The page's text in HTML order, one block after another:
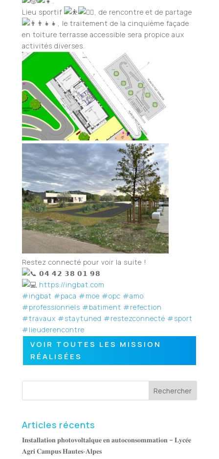
Lieu sportif
, de rencontre et de partage
, le traitement de la cinquième façade
en toiture terrasse accessible sera propice aux
activités diverses.
Restez connecté pour voir la suite !
𝟬𝟰 𝟰𝟮 𝟯𝟴 𝟬𝟭 𝟵𝟴
https://ingbat.com
#ingbat #paca #moe #opc #amo
#professionnels #batiment #refection
#travaux #staytuned #restezconnecté #sport
#lieuderencontre
VOIR TOUTES LES MISSION
RÉALISÉES
Rechercher
Articles récents
𝐈𝐧𝐬𝐭𝐚𝐥𝐥𝐚𝐭𝐢𝐨𝐧 𝐩𝐡𝐨𝐭𝐨𝐯𝐨𝐥𝐭𝐚𝐢̈𝐪𝐮𝐞 𝐞𝐧 𝐚𝐮𝐭𝐨𝐜𝐨𝐧𝐬𝐨𝐦𝐦𝐚𝐭𝐢𝐨𝐧 – 𝐋𝐲𝐜𝐞́𝐞
𝐀𝐠𝐫𝐢 𝐂𝐚𝐦𝐩𝐮𝐬 𝐇𝐚𝐮𝐭𝐞𝐬‑𝐀𝐥𝐩𝐞𝐬